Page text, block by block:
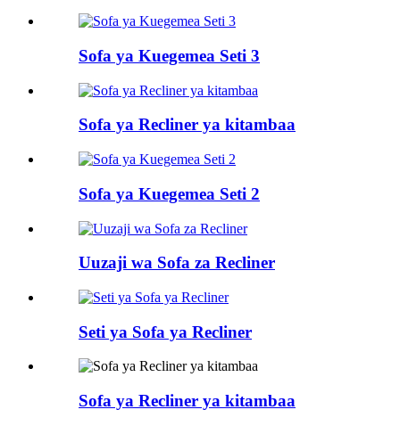
Sofa ya Kuegemea Seti 3
Sofa ya Recliner ya kitambaa
Sofa ya Kuegemea Seti 2
Uuzaji wa Sofa za Recliner
Seti ya Sofa ya Recliner
Sofa ya Recliner ya kitambaa